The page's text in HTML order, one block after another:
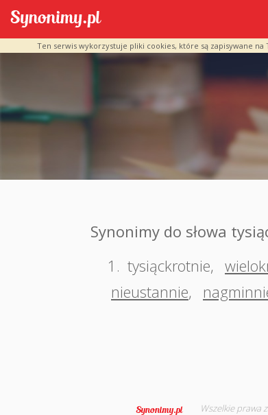
Ten serwis wykorzystuje pliki cookies, które są zapisywane
Synonimy do słowa
1. tysiąckrotnie,
nieustannie,
Wszelkie prawa